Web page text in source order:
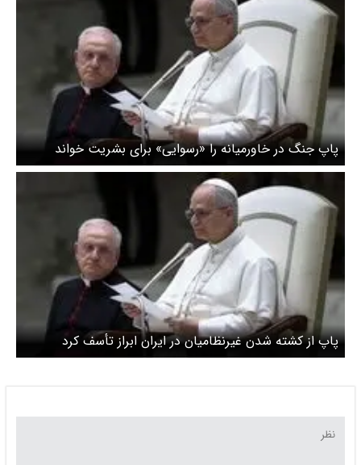
پاپ جنگ در خاورمیانه را «رسوایی» برای بشریت خواند
پاپ از کشته شدن غیرنظامیان در ایران ابراز تأسف کرد